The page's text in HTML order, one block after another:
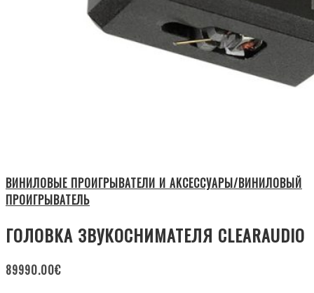
ВИНИЛОВЫЕ ПРОИГРЫВАТЕЛИ И АКСЕССУАРЫ/ВИНИЛОВЫЙ
ПРОИГРЫВАТЕЛЬ
ГОЛОВКА ЗВУКОСНИМАТЕЛЯ CLEARAUDIO
89990.00€